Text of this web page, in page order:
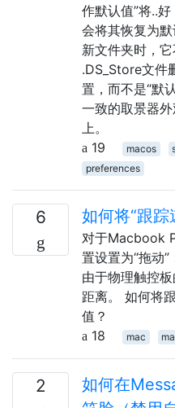
作默认值”将..
会将其恢复为
新文件夹时，
.DS_Store文件
置，而不是“默
一致的取景器
上。
19
macos
preferences
6 如何将“跟踪
对于Macbook
置设置为“拖动
由于物理触控
距离。 如何将
值？
18
mac
2
如何在